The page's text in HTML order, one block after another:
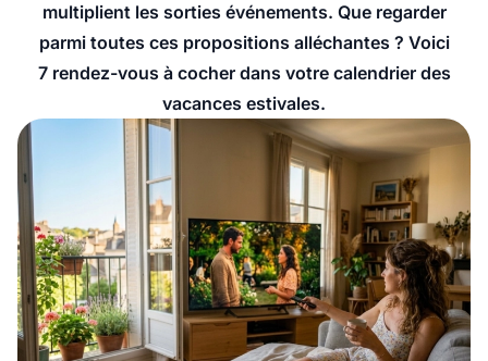
multiplient les sorties événements. Que regarder
parmi toutes ces propositions alléchantes ? Voici
7 rendez-vous à cocher dans votre calendrier des
vacances estivales.